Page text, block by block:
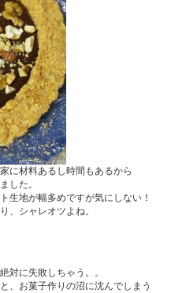
に材料あるし時間もあるから
した。
生地が幅多めですが気にしない！
、シャレオツよね。
対に失敗しちゃう。。
、お菓子作りの沼に沈んでしまう